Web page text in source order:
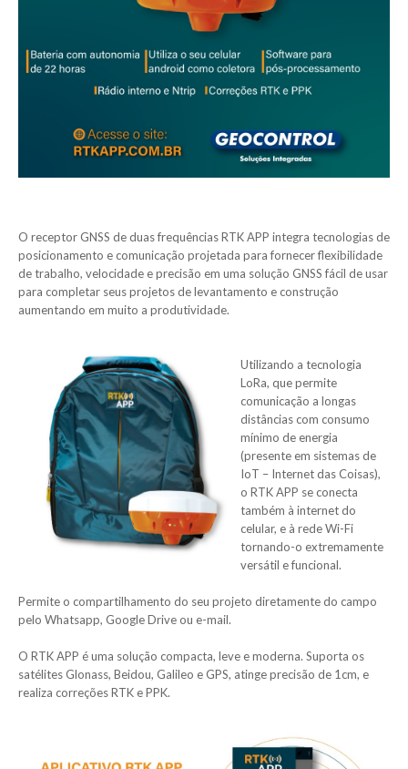
O receptor GNSS de duas frequências RTK APP integra tecnologias de
posicionamento e comunicação projetada para fornecer flexibilidade
de trabalho, velocidade e precisão em uma solução GNSS fácil de usar
para completar seus projetos de levantamento e construção
aumentando em muito a produtividade.
Utilizando a tecnologia
LoRa, que permite
comunicação a longas
distâncias com consumo
mínimo de energia
(presente em sistemas de
IoT – Internet das Coisas),
o RTK APP se conecta
também à internet do
celular, e à rede Wi-Fi
tornando-o extremamente
versátil e funcional.
Permite o compartilhamento do seu projeto diretamente do campo
pelo Whatsapp, Google Drive ou e-mail.
O RTK APP é uma solução compacta, leve e moderna. Suporta os
satélites Glonass, Beidou, Galileo e GPS, atinge precisão de 1cm, e
realiza correções RTK e PPK.